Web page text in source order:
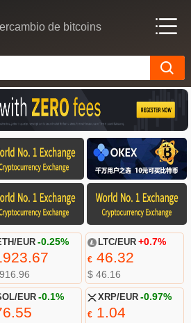
de bitcoins
EUR -0.25% LTC/EUR +0.7%
€46.32
$ 46.16
EUR -0.1% XRP/EUR -0.97%
€1.04